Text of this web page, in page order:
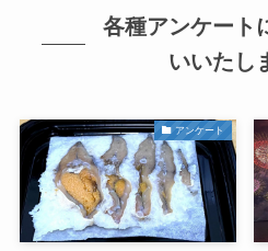
各種アンケート
いいたし
アンケート